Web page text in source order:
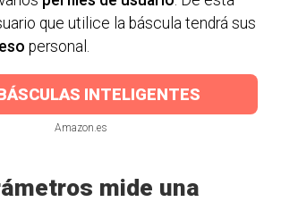
que utilice la báscula tendrá sus
personal.
INTELIGENTES
Amazon.es
mide una